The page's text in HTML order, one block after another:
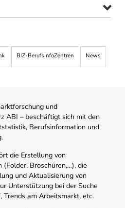
BIZ-BerufsInfoZentren News
und
ABI – beschäftigt sich mit den
Berufsinformation und
die Erstellung von
Broschüren,…), die
und Aktualisierung von
Unterstützung bei der Suche
Trends am Arbeitsmarkt, etc.